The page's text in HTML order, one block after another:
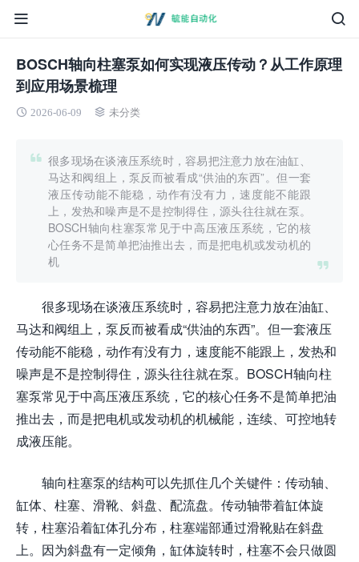
BOSCH轴向柱塞泵如何实现液压传动？从工作原理
到应用场景梳理
2026-06-09 未分类
很多现场在谈液压系统时，容易把注意力放在油缸、
马达和阀组上，泵反而被看成“供油的东西”。但一套
液压传动能不能稳，动作有没有力，速度能不能跟
上，发热和噪声是不是控制得住，源头往往就在泵。
BOSCH轴向柱塞泵常见于中高压液压系统，它的核
心任务不是简单把油推出去，而是把电机或发动机的
机
很多现场在谈液压系统时，容易把注意力放在油缸、
马达和阀组上，泵反而被看成“供油的东西”。但一套液压
传动能不能稳，动作有没有力，速度能不能跟上，发热和
噪声是不是控制得住，源头往往就在泵。BOSCH轴向柱
塞泵常见于中高压液压系统，它的核心任务不是简单把油
推出去，而是把电机或发动机的机械能，连续、可控地转
成液压能。
轴向柱塞泵的结构可以先抓住几个关键件：传动轴、
缸体、柱塞、滑靴、斜盘、配流盘。传动轴带着缸体旋
转，柱塞沿着缸体孔分布，柱塞端部通过滑靴贴在斜盘
上。因为斜盘有一定倾角，缸体旋转时，柱塞不会只做圆